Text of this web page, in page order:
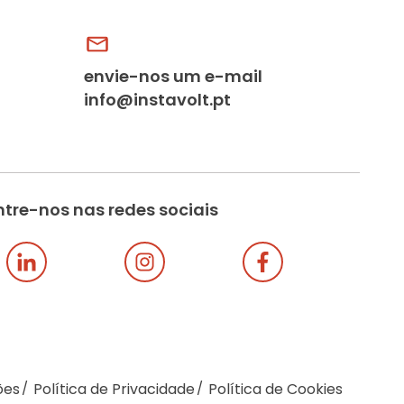
envie-nos um e-mail
info@instavolt.pt
nos nas redes sociais
Política de Privacidade Política de Cookies